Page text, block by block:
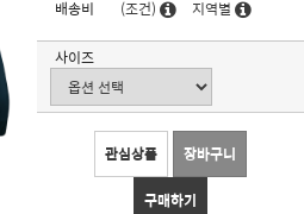
배송비
(조건) 지역별
사이즈
관심상품 장바구니
구매하기